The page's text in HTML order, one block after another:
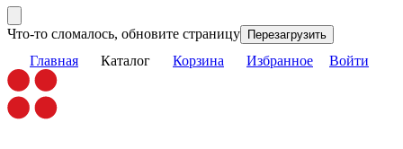
Что-то сломалось, обновите страницу Перезагрузить
Главная Каталог Корзина Избранное Войти